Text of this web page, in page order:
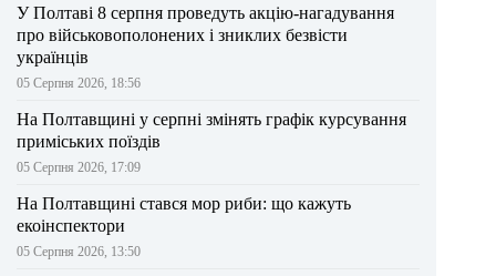
У Полтаві 8 серпня проведуть акцію-нагадування
про військовополонених і зниклих безвісти
українців
05 Серпня 2026, 18:56
На Полтавщині у серпні змінять графік курсування
приміських поїздів
05 Серпня 2026, 17:09
На Полтавщині стався мор риби: що кажуть
екоінспектори
05 Серпня 2026, 13:50